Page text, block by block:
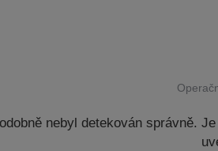
nebyl detekován správně.